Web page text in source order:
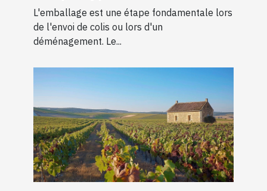
déménagement
L'emballage est une étape fondamentale lors
de l'envoi de colis ou lors d'un
déménagement. Le...